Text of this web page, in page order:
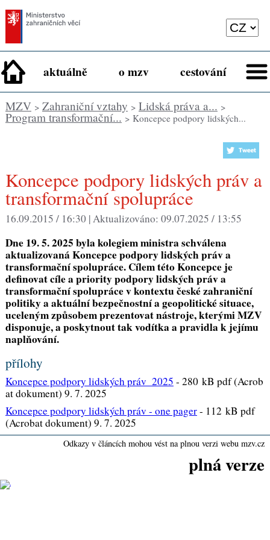
aktuálně o mzv cestování
MZV> Zahraniční vztahy > Lidská práva a... >
Program transformační... > Koncepce podpory lidských...
Koncepce podpory lidských práv a
transformační spolupráce
16.09.2015 / 16:30 |Aktualizováno: 09.07.2025 / 13:55
Dne 19. 5. 2025 byla kolegiem ministra schválena
aktualizovaná Koncepce podpory lidských práv a
transformační spolupráce. Cílem této Koncepce je
definovat cíle a priority podpory lidských práv a
transformační spolupráce v kontextu české zahraniční
politiky a aktuální bezpečnostní a geopolitické situace,
uceleným způsobem prezentovat nástroje, kterými MZV
disponuje, a poskytnout tak vodítka a pravidla k jejímu
naplňování.
přílohy
Koncepce podpory lidských práv_2025 - 280 kB pdf (Acrob
at dokument) 9. 7. 2025
Koncepce podpory lidských práv - one pager- 112 kB pdf
(Acrobat dokument) 9. 7. 2025
Odkazy v článcích mohou vést na plnou verzi webu mzv.cz
plná verze